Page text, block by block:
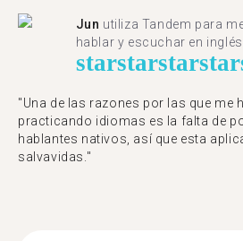
Jun utiliza Tandem para
hablar y escuchar en inglés.
starstarstarstar
"Una de las razones por las que me
practicando idiomas es la falta de
hablantes nativos, así que esta
salvavidas."